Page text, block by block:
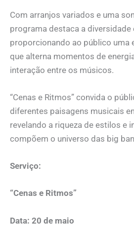
Com arranjos variados e uma
programa destaca a diversidade
proporcionando ao público uma
que alterna momentos de
interação entre os músicos.
“Cenas e Ritmos” convida o
diferentes paisagens musicais
revelando a riqueza de estilos e
compõem o universo das big
Serviço:
“Cenas e Ritmos”
Data: 20 de maio